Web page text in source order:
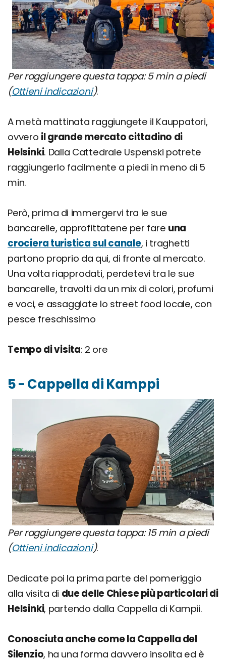
Per raggiungere questa tappa: 5 min a piedi
(Ottieni indicazioni).
A metà mattinata raggiungete il Kauppatori,
ovvero il grande mercato cittadino di
Helsinki. Dalla Cattedrale Uspenski potrete
raggiungerlo facilmente a piedi in meno di 5
min.
Però, prima di immergervi tra le sue
bancarelle, approfittatene per fare una
crociera turistica sul canale, i traghetti
partono proprio da qui, di fronte al mercato.
Una volta riapprodati, perdetevi tra le sue
bancarelle, travolti da un mix di colori, profumi
e voci, e assaggiate lo street food locale, con
pesce freschissimo
Tempo di visita: 2 ore
5 - Cappella di Kamppi
Per raggiungere questa tappa: 15 min a piedi
(Ottieni indicazioni).
Dedicate poi la prima parte del pomeriggio
alla visita di due delle Chiese più particolari di
Helsinki, partendo dalla Cappella di Kampii.
Conosciuta anche come la Cappella del
Silenzio, ha una forma davvero insolita ed è